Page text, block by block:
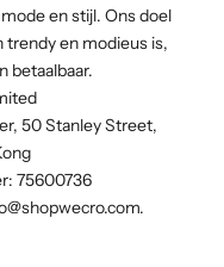
en stijl. Ons doel
trendy en modieus is,
betaalbaar.
50 Stanley Street,
75600736
.